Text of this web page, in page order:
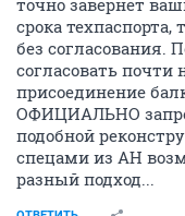
точно завернет
срока
без согласования.
согласовать почти
присоединение
ОФИЦИАЛЬНО
подобной
спецами из АН
разный подход...